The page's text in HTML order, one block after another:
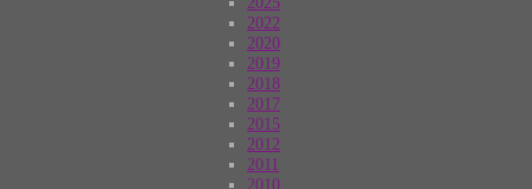
2022
2020
2019
2018
2017
2015
2012
2011
2010